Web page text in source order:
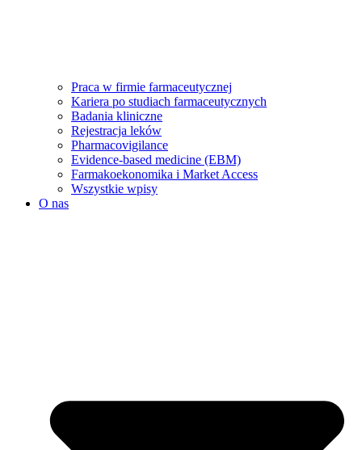
Praca w firmie farmaceutycznej
Kariera po studiach farmaceutycznych
Badania kliniczne
Rejestracja leków
Pharmacovigilance
Evidence-based medicine (EBM)
Farmakoekonomika i Market Access
Wszystkie wpisy
O nas